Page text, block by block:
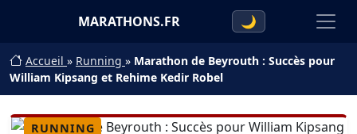
MARATHONS.FR 🌙
Accueil » Running » Marathon de Beyrouth : Succès pour
William Kipsang et Rehime Kedir Robel
RUNNING